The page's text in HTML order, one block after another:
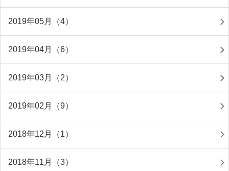
2019年05月（4）
2019年04月（6）
2019年03月（2）
2019年02月（9）
2018年12月（1）
2018年11月（3）